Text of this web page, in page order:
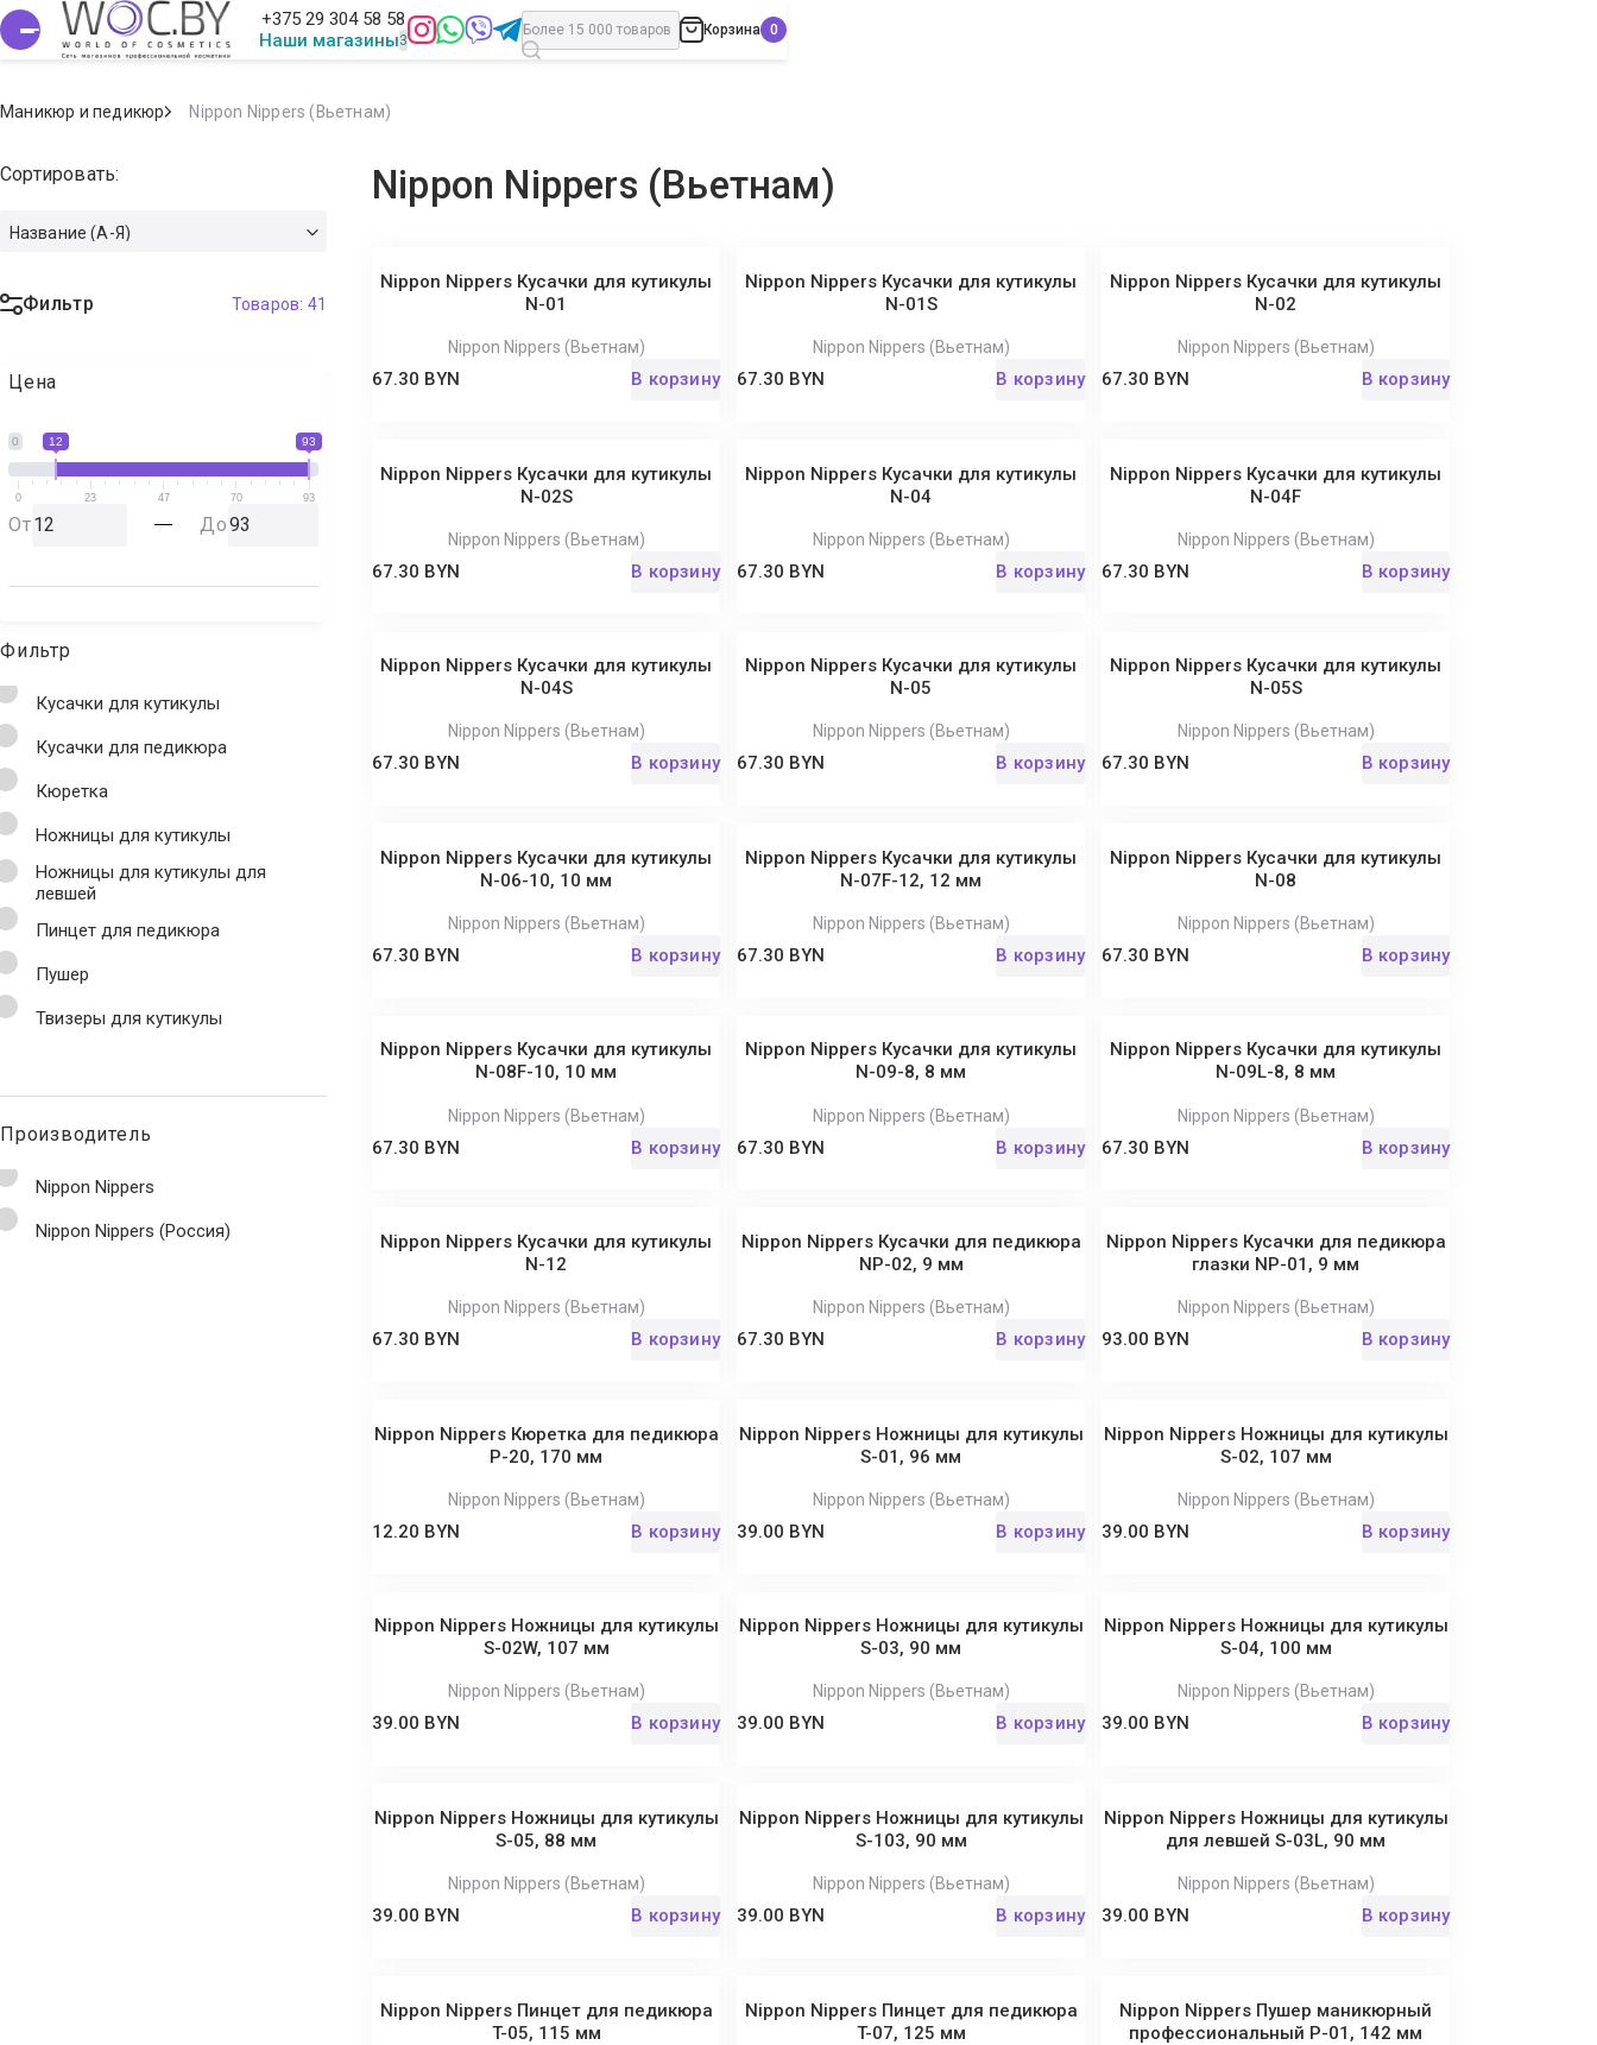
+375 29 304 58 58
Наши магазины
Корзина
Маникюр и педикюр Nippon Nippers (Вьетнам)
Сортировать:
Название (А-Я)
Фильтр Товаров: 41
Цена
0 12 93
0 23 47 70 93
От До
Фильтр
Кусачки для кутикулы
Кусачки для педикюра
Кюретка
Ножницы для кутикулы
Ножницы для кутикулы для
левшей
Пинцет для педикюра
Пушер
Твизеры для кутикулы
Производитель
Nippon Nippers
Nippon Nippers (Россия)
Nippon Nippers (Вьетнам)
Nippon Nippers Кусачки для кутикулы
N-01
Nippon Nippers (Вьетнам)
67.30 BYN В корзину
Nippon Nippers Кусачки для кутикулы
N-01S
Nippon Nippers (Вьетнам)
67.30 BYN В корзину
Nippon Nippers Кусачки для кутикулы
N-02
Nippon Nippers (Вьетнам)
67.30 BYN В корзину
Nippon Nippers Кусачки для кутикулы
N-02S
Nippon Nippers (Вьетнам)
67.30 BYN В корзину
Nippon Nippers Кусачки для кутикулы
N-04
Nippon Nippers (Вьетнам)
67.30 BYN В корзину
Nippon Nippers Кусачки для кутикулы
N-04F
Nippon Nippers (Вьетнам)
67.30 BYN В корзину
Nippon Nippers Кусачки для кутикулы
N-04S
Nippon Nippers (Вьетнам)
67.30 BYN В корзину
Nippon Nippers Кусачки для кутикулы
N-05
Nippon Nippers (Вьетнам)
67.30 BYN В корзину
Nippon Nippers Кусачки для кутикулы
N-05S
Nippon Nippers (Вьетнам)
67.30 BYN В корзину
Nippon Nippers Кусачки для кутикулы
N-06-10, 10 мм
Nippon Nippers (Вьетнам)
67.30 BYN В корзину
Nippon Nippers Кусачки для кутикулы
N-07F-12, 12 мм
Nippon Nippers (Вьетнам)
67.30 BYN В корзину
Nippon Nippers Кусачки для кутикулы
N-08
Nippon Nippers (Вьетнам)
67.30 BYN В корзину
Nippon Nippers Кусачки для кутикулы
N-08F-10, 10 мм
Nippon Nippers (Вьетнам)
67.30 BYN В корзину
Nippon Nippers Кусачки для кутикулы
N-09-8, 8 мм
Nippon Nippers (Вьетнам)
67.30 BYN В корзину
Nippon Nippers Кусачки для кутикулы
N-09L-8, 8 мм
Nippon Nippers (Вьетнам)
67.30 BYN В корзину
Nippon Nippers Кусачки для кутикулы
N-12
Nippon Nippers (Вьетнам)
67.30 BYN В корзину
Nippon Nippers Кусачки для педикюра
NP-02, 9 мм
Nippon Nippers (Вьетнам)
67.30 BYN В корзину
Nippon Nippers Кусачки для педикюра
глазки NP-01, 9 мм
Nippon Nippers (Вьетнам)
93.00 BYN В корзину
Nippon Nippers Кюретка для педикюра
P-20, 170 мм
Nippon Nippers (Вьетнам)
12.20 BYN В корзину
Nippon Nippers Ножницы для кутикулы
S-01, 96 мм
Nippon Nippers (Вьетнам)
39.00 BYN В корзину
Nippon Nippers Ножницы для кутикулы
S-02, 107 мм
Nippon Nippers (Вьетнам)
39.00 BYN В корзину
Nippon Nippers Ножницы для кутикулы
S-02W, 107 мм
Nippon Nippers (Вьетнам)
39.00 BYN В корзину
Nippon Nippers Ножницы для кутикулы
S-03, 90 мм
Nippon Nippers (Вьетнам)
39.00 BYN В корзину
Nippon Nippers Ножницы для кутикулы
S-04, 100 мм
Nippon Nippers (Вьетнам)
39.00 BYN В корзину
Nippon Nippers Ножницы для кутикулы
S-05, 88 мм
Nippon Nippers (Вьетнам)
39.00 BYN В корзину
Nippon Nippers Ножницы для кутикулы
S-103, 90 мм
Nippon Nippers (Вьетнам)
39.00 BYN В корзину
Nippon Nippers Ножницы для кутикулы
для левшей S-03L, 90 мм
Nippon Nippers (Вьетнам)
39.00 BYN В корзину
Nippon Nippers Пинцет для педикюра
T-05, 115 мм
Nippon Nippers Пинцет для педикюра
T-07, 125 мм
Nippon Nippers Пушер маникюрный
профессиональный P-01, 142 мм